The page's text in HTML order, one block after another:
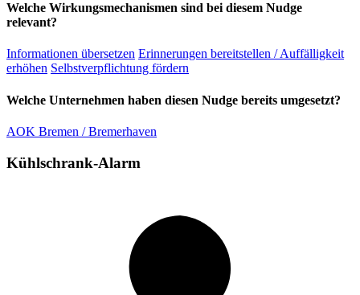
Welche Wirkungsmechanismen sind bei diesem Nudge
relevant?
Informationen übersetzen Erinnerungen bereitstellen / Auffälligkeit
erhöhen Selbstverpflichtung fördern
Welche Unternehmen haben diesen Nudge bereits umgesetzt?
AOK Bremen / Bremerhaven
Kühlschrank-Alarm